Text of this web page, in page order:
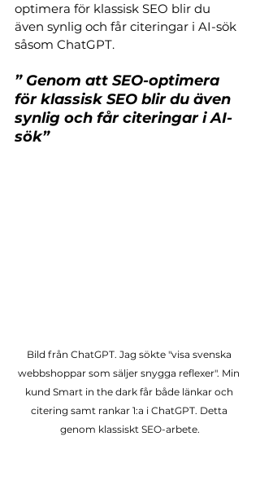
optimera för klassisk SEO blir du
även synlig och får citeringar i AI-sök
såsom ChatGPT.
” Genom att SEO-optimera
för klassisk SEO blir du även
synlig och får citeringar i AI-
sök”
Bild från ChatGPT. Jag sökte "visa svenska
webbshoppar som säljer snygga reflexer". Min
kund Smart in the dark får både länkar och
citering samt rankar 1:a i ChatGPT. Detta
genom klassiskt SEO-arbete.